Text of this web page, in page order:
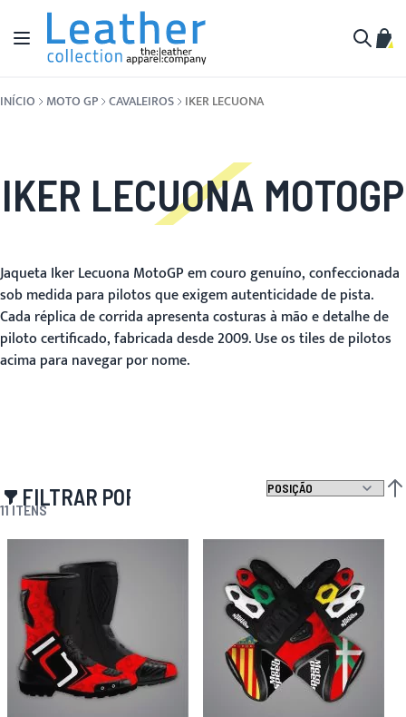
Pular para o conteúdo
Alternar Nav
INÍCIO MOTO GP CAVALEIROS IKER LECUONA
IKER LECUONA MOTOGP
Jaqueta Iker Lecuona MotoGP em couro genuíno, confeccionada
sob medida para pilotos que exigem autenticidade de pista.
Cada réplica de corrida apresenta costuras à mão e detalhe de
piloto certificado, fabricada desde 2009. Use os tiles de pilotos
acima para navegar por nome.
FILTRAR POR
11ITENS